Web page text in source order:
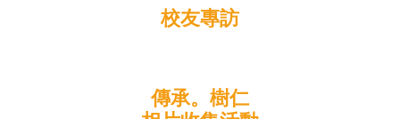
校友專訪
傳承。樹仁